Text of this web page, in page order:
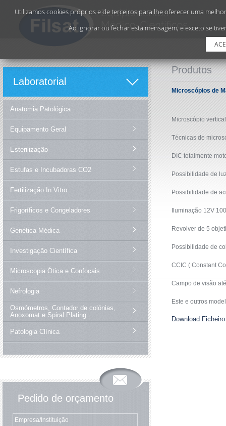
Laboratorial
Anatomia Patológica
Equipamento Geral
Esterilização
Estufas e Incubadoras CO2
Fertilização In Vitro
Frigoríficos e Congeladores
Genética Médica
Investigação Científica
Microscopia Ótica e Confocais
Nefrologia
Osmómetros, Contador de colónias,
Anoxomat e Spiral Plating
Patologia Clínica
Pedido de orçamento
Produtos
Microscópios de
Microscópio
Técnicas de
DIC totalmente
Possibilidade de
Possibilidade de
Iluminação 12V
Revolver de 5
Possibilidade de
CCIC ( Constant
Campo de visão
Este e outros
Download Ficheiro
Utilizamos cookies próprios e de terceiros para lhe oferecer uma
Ao ignorar ou fechar esta mensagem, e exceto se